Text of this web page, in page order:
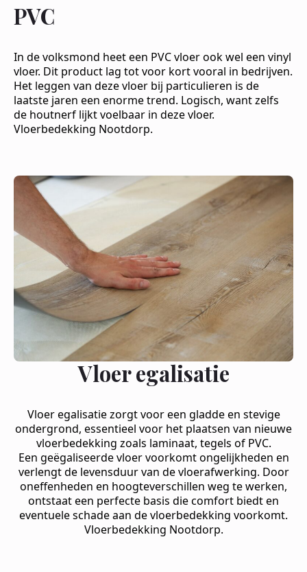
PVC
In de volksmond heet een PVC vloer ook wel een vinyl
vloer. Dit product lag tot voor kort vooral in bedrijven.
Het leggen van deze vloer bij particulieren is de
laatste jaren een enorme trend. Logisch, want zelfs
de houtnerf lijkt voelbaar in deze vloer.
Vloerbedekking Nootdorp.
Vloer egalisatie
Vloer egalisatie zorgt voor een gladde en stevige
ondergrond, essentieel voor het plaatsen van nieuwe
vloerbedekking zoals laminaat, tegels of PVC.
Een geëgaliseerde vloer voorkomt ongelijkheden en
verlengt de levensduur van de vloerafwerking. Door
oneffenheden en hoogteverschillen weg te werken,
ontstaat een perfecte basis die comfort biedt en
eventuele schade aan de vloerbedekking voorkomt.
Vloerbedekking Nootdorp.